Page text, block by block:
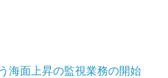
海面上昇の監視業務の開始